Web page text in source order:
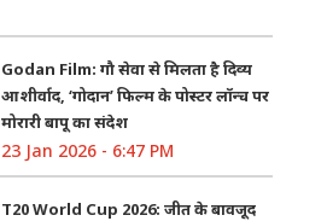
Godan Film: गौ सेवा से मिलता है दिव्य
आशीर्वाद, ‘गोदान’ फिल्म के पोस्टर लॉन्च पर
मोरारी बापू का संदेश
23 Jan 2026 - 6:47 PM
T20 World Cup 2026: जीत के बावजूद